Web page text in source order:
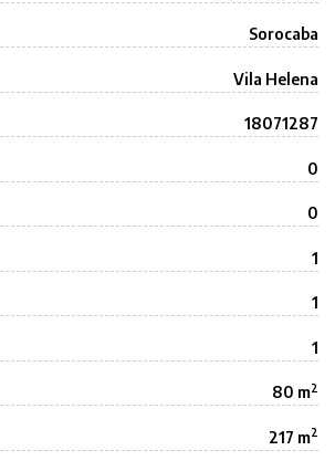
Sorocaba
Vila Helena
18071287
0
0
1
1
1
80 m2
217 m2